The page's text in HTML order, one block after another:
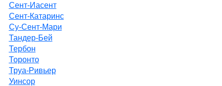
Сент-Иасент
Сент-Катаринс
Су-Сент-Мари
Тандер-Бей
Тербон
Торонто
Труа-Ривьер
Уинсор